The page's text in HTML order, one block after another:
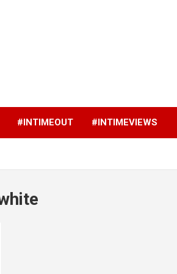
#INTIMEOUT #INTIMEVIEWS